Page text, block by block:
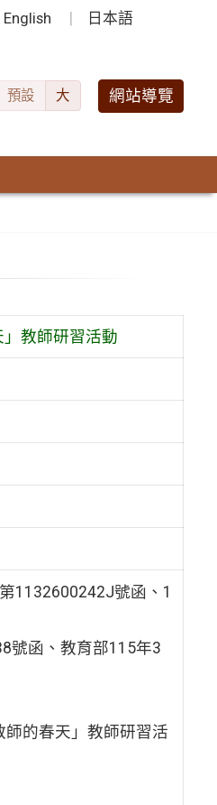
English 日本語
預設 大 網站導覽
教師研習活動
1132600242J號函、1
號函、教育部115年3
的春天」教師研習活